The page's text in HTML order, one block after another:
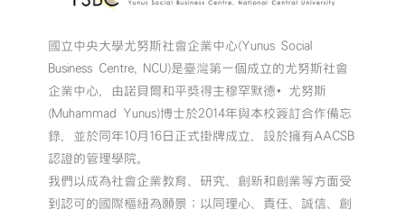
國立中央大學尤努斯社會企業中心(Yunus Social
Business Centre, NCU)是臺灣第一個成立的尤努斯社會
企業中心，由諾貝爾和平獎得主穆罕默德•尤努斯
(Muhammad Yunus)博士於2014年與本校簽訂合作備忘
錄，並於同年10月16日正式掛牌成立，設於擁有AACSB
認證的管理學院。
我們以成為社會企業教育、研究、創新和創業等方面受
到認可的國際樞紐為願景；以同理心、責任、誠信、創